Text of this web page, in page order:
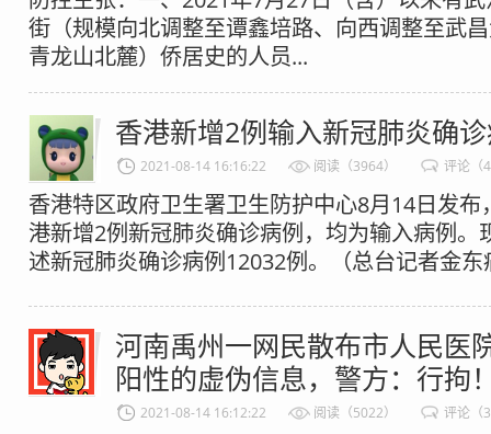
街（规模向北调整至谭鑫培路、向西调整至武
青龙山北麓）侨居史的人员...
香港新增2例输入新冠肺炎确
2021-08-14 16:16:22 阅读（3964） 评论（
香港特区政府卫生署卫生防护中心8月14日发布
港新增2例新冠肺炎确诊病例，均为输入病例。
述新冠肺炎确诊病例12032例。（总台记者金东
河南禹州一网民散布市人民医
阳性的虚伪信息，警方：行拘
2021-08-14 16:12:22 阅读（5022） 评论（